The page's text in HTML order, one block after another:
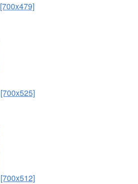
[700x479]
[700x525]
[700x512]